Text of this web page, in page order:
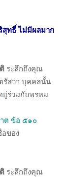
สุทธิ์ ไม่มีผลมาก
ระลึกถึงคุณ
รัสว่า บุคคลนั้น
ยู่ร่วมกับพรหม
ต ข้อ ๕๑๐
อของ
ระลึกถึงคุณ